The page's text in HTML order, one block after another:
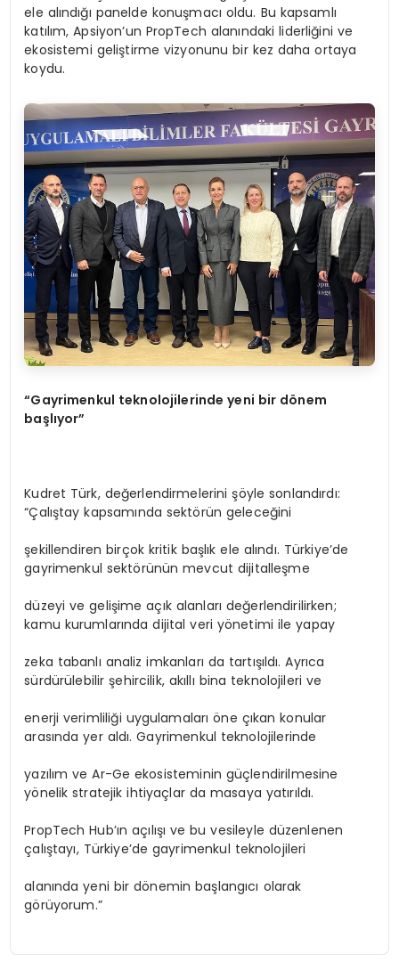
ele alındığı panelde konuşmacı oldu. Bu kapsamlı
katılım, Apsiyon’un PropTech alanındaki liderliğini ve
ekosistemi geliştirme vizyonunu bir kez daha ortaya
koydu.
“Gayrimenkul teknolojilerinde yeni bir dönem
başlıyor”
Kudret Türk, değerlendirmelerini şöyle sonlandırdı:
“Çalıştay kapsamında sektörün geleceğini
şekillendiren birçok kritik başlık ele alındı. Türkiye’de
gayrimenkul sektörünün mevcut dijitalleşme
düzeyi ve gelişime açık alanları değerlendirilirken;
kamu kurumlarında dijital veri yönetimi ile yapay
zeka tabanlı analiz imkanları da tartışıldı. Ayrıca
sürdürülebilir şehircilik, akıllı bina teknolojileri ve
enerji verimliliği uygulamaları öne çıkan konular
arasında yer aldı. Gayrimenkul teknolojilerinde
yazılım ve Ar-Ge ekosisteminin güçlendirilmesine
yönelik stratejik ihtiyaçlar da masaya yatırıldı.
PropTech Hub’ın açılışı ve bu vesileyle düzenlenen
çalıştayı, Türkiye’de gayrimenkul teknolojileri
alanında yeni bir dönemin başlangıcı olarak
görüyorum.”